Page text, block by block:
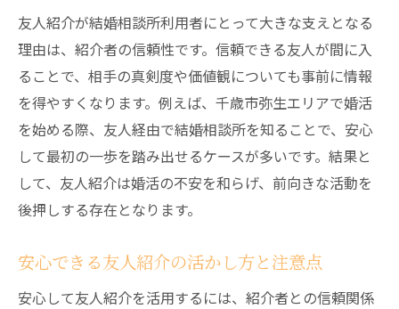
友人紹介が結婚相談所利用者にとって大きな支えとなる
理由は、紹介者の信頼性です。信頼できる友人が間に入
ることで、相手の真剣度や価値観についても事前に情報
を得やすくなります。例えば、千歳市弥生エリアで婚活
を始める際、友人経由で結婚相談所を知ることで、安心
して最初の一歩を踏み出せるケースが多いです。結果と
して、友人紹介は婚活の不安を和らげ、前向きな活動を
後押しする存在となります。
安心できる友人紹介の活かし方と注意点
安心して友人紹介を活用するには、紹介者との信頼関係